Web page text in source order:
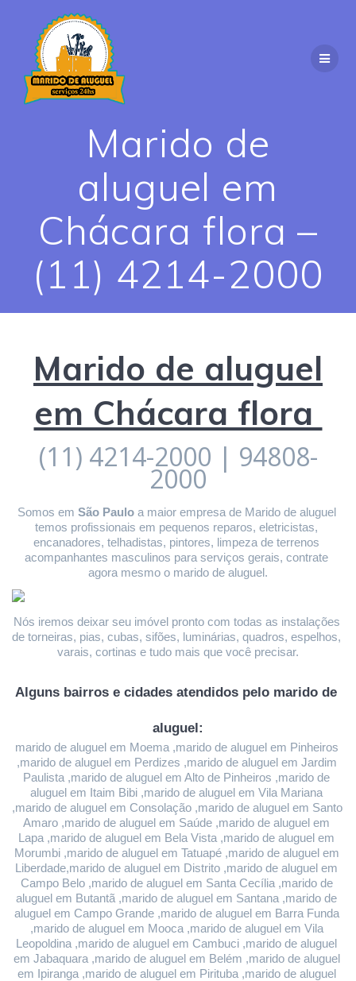
Marido de
aluguel em
Chácara flora –
(11) 4214-2000
Marido de aluguel
em Chácara flora
(11) 4214-2000 | 94808-
2000
Somos em São Paulo a maior empresa de Marido de aluguel
temos profissionais em pequenos reparos, eletricistas,
encanadores, telhadistas, pintores, limpeza de terrenos
acompanhantes masculinos para serviços gerais, contrate
agora mesmo o marido de aluguel.
Nós iremos deixar seu imóvel pronto com todas as instalações
de torneiras, pias, cubas, sifões, luminárias, quadros, espelhos,
varais, cortinas e tudo mais que você precisar.
Alguns bairros e cidades atendidos pelo marido de
aluguel:
marido de aluguel em Moema ,marido de aluguel em Pinheiros
,marido de aluguel em Perdizes ,marido de aluguel em Jardim
Paulista ,marido de aluguel em Alto de Pinheiros ,marido de
aluguel em Itaim Bibi ,marido de aluguel em Vila Mariana
,marido de aluguel em Consolação ,marido de aluguel em Santo
Amaro ,marido de aluguel em Saúde ,marido de aluguel em
Lapa ,marido de aluguel em Bela Vista ,marido de aluguel em
Morumbi ,marido de aluguel em Tatuapé ,marido de aluguel em
Liberdade,marido de aluguel em Distrito ,marido de aluguel em
Campo Belo ,marido de aluguel em Santa Cecília ,marido de
aluguel em Butantã ,marido de aluguel em Santana ,marido de
aluguel em Campo Grande ,marido de aluguel em Barra Funda
,marido de aluguel em Mooca ,marido de aluguel em Vila
Leopoldina ,marido de aluguel em Cambuci ,marido de aluguel
em Jabaquara ,marido de aluguel em Belém ,marido de aluguel
em Ipiranga ,marido de aluguel em Pirituba ,marido de aluguel